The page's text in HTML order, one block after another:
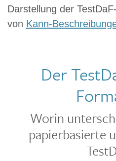
Darstellung der
von Kann-
Der
Worin
papierbasierte